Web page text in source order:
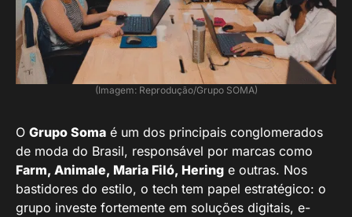
(Imagem: Reprodução/Grupo SOMA)
O Grupo Soma é um dos principais conglomerados
de moda do Brasil, responsável por marcas como
Farm, Animale, Maria Filó, Hering e outras. Nos
bastidores do estilo, o tech tem papel estratégico: o
grupo investe fortemente em soluções digitais, e-